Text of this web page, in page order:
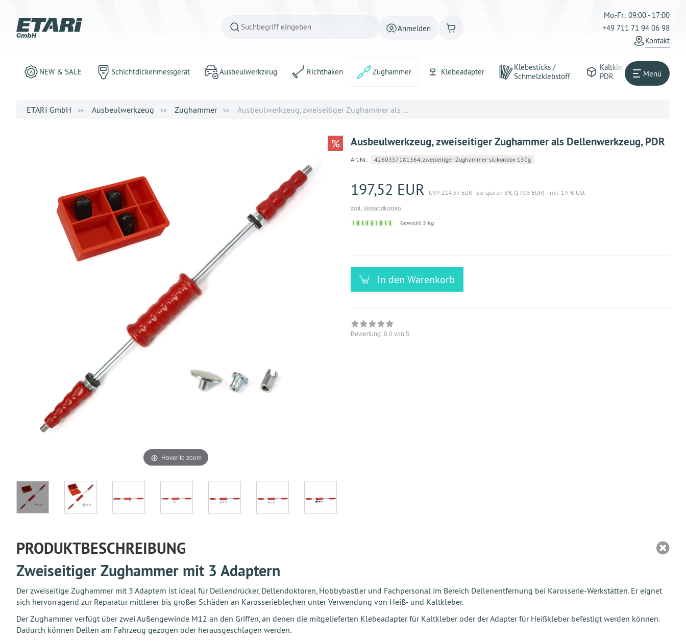
Anmelden
Mo.-Fr.: 09:00 - 17:00
+49 711 71 94 06 98
Kontakt
NEW & SALE Schichtdickenmessgerät Ausbeulwerkzeug Richthaken Zughammer Klebeadapter
Klebesticks /
Schmelzklebstoff
Kaltkleber
PDR
Menü
ETARI GmbH Ausbeulwerkzeug Zughammer Ausbeulwerkzeug, zweiseitiger Zughammer als ...
Hover to zoom
% Ausbeulwerkzeug, zweiseitiger Zughammer als Dellenwerkzeug, PDR
Art.Nr.: 4260357181364, zweiseitiger-Zughammer-silikonbox-150g
197,52 EUR UVP 214,57 EUR Sie sparen 8% (17,05 EUR) inkl. 19 % USt
zzgl. Versandkosten
Sofort
Gewicht 3 kg
In den Warenkorb
Bewertung: 0.0 von 5
PRODUKTBESCHREIBUNG
Zweiseitiger Zughammer mit 3 Adaptern
Der zweiseitige Zughammer mit 3 Adaptern ist ideal für Dellendrücker, Dellendoktoren, Hobbybastler und Fachpersonal im Bereich Dellenentfernung bei Karosserie-Werkstätten. Er eignet
sich hervorragend zur Reparatur mittlerer bis großer Schäden an Karosserieblechen unter Verwendung von Heiß- und Kaltkleber.
Der Zughammer verfügt über zwei Außengewinde M12 an den Griffen, an denen die mitgelieferten Klebeadapter für Kaltkleber oder der Adapter für Heißkleber befestigt werden können.
Dadurch können Dellen am Fahrzeug gezogen oder herausgeschlagen werden.